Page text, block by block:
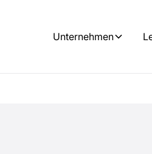
Unternehmen